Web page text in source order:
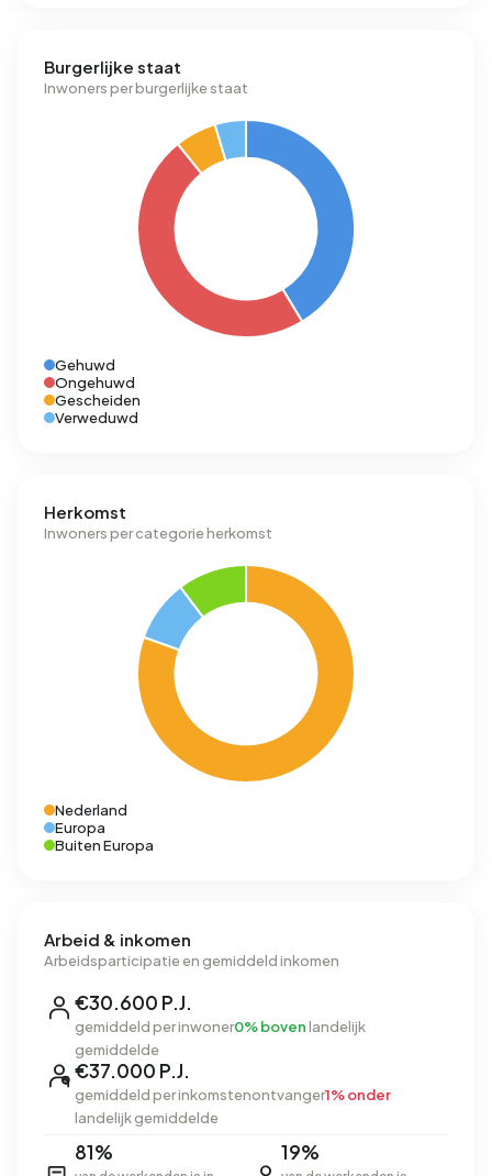
Burgerlijke staat
Inwoners per burgerlijke staat
Gehuwd
Ongehuwd
Gescheiden
Verweduwd
Herkomst
Inwoners per categorie herkomst
Nederland
Europa
Buiten Europa
Arbeid & inkomen
Arbeidsparticipatie en gemiddeld inkomen
€30.600 P.J.
gemiddeld per inwoner0% bovenlandelijk
gemiddelde
€37.000 P.J.
gemiddeld per inkomstenontvanger1% onder
landelijk gemiddelde
81% 19%